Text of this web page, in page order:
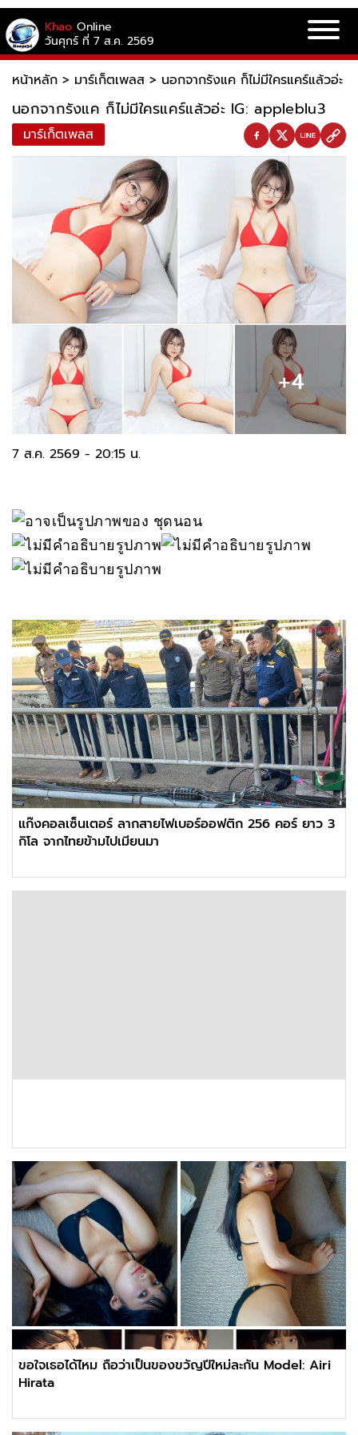
Khao Online
วันศุกร์ ที่ 7 ส.ค. 2569
หน้าหลัก > มาร์เก็ตเพลส > นอกจากรังแค ก็ไม่มีใครแคร์แล้วอ่ะ
นอกจากรังแค ก็ไม่มีใครแคร์แล้วอ่ะ IG: appleblu3
มาร์เก็ตเพลส
7 ส.ค. 2569 - 20:15 น.
แก๊งคอลเซ็นเตอร์ ลากสายไฟเบอร์ออฟติก 256 คอร์ ยาว 3
กิโล จากไทยข้ามไปเมียนมา
ขอใจเธอได้ไหม ถือว่าเป็นของขวัญปีใหม่ละกัน Model: Airi
Hirata